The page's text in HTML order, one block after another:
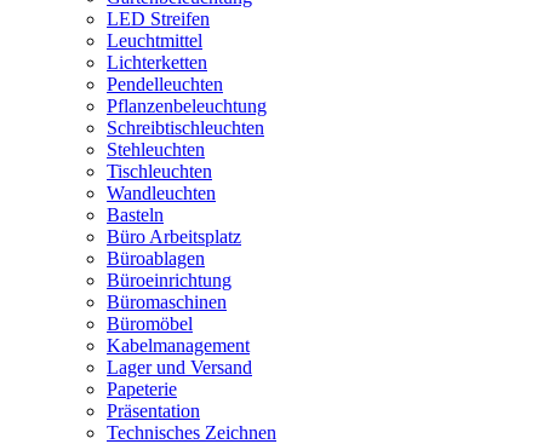
LED Streifen
Leuchtmittel
Lichterketten
Pendelleuchten
Pflanzenbeleuchtung
Schreibtischleuchten
Stehleuchten
Tischleuchten
Wandleuchten
Basteln
Büro Arbeitsplatz
Büroablagen
Büroeinrichtung
Büromaschinen
Büromöbel
Kabelmanagement
Lager und Versand
Papeterie
Präsentation
Technisches Zeichnen